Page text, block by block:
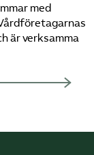
med
är verksamma